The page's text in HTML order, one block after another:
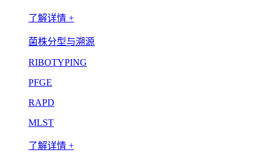
了解详情 +
菌株分型与溯源
RIBOTYPING
PFGE
RAPD
MLST
了解详情 +